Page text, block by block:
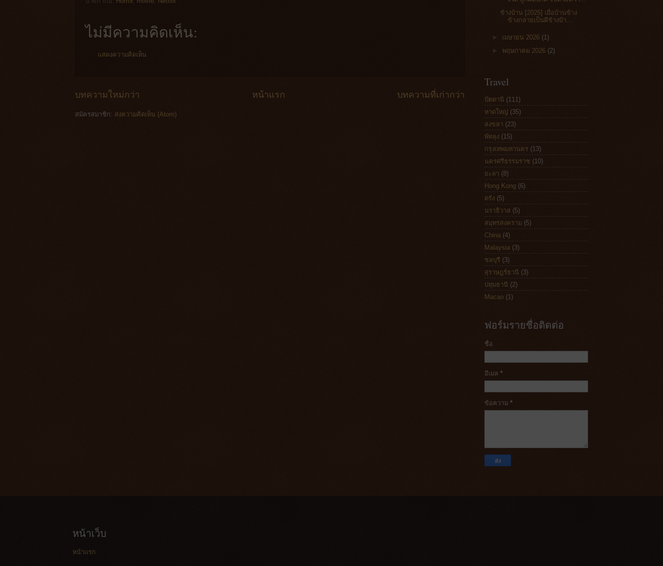
ไม่มีความคิดเห็น:
แสดงความคิดเห็น
บทความใหม่กว่า บทความที่เก่ากว่า
หน้าแรก
สมัครสมาชิก: ส่งความคิดเห็น (Atom)
ข้างบ้าน [2025] เมื่อบ้านข้าง
ข้างกลายเป็นผีข้างบ้า...
► เมษายน 2026 (1)
►พฤษภาคม 2026 (2)
Travel
ปัตตานี (111)
หาดใหญ่ (35)
สงขลา (23)
พัทลุง (15)
กรุงเทพมหานคร (13)
นครศรีธรรมราช (10)
ยะลา (8)
Hong Kong (6)
ตรัง (5)
นราธิวาส (5)
สมุทรสงคราม (5)
China (4)
Malaysia (3)
ชลบุรี (3)
สุราษฎร์ธานี (3)
ปทุมธานี (2)
Macao (1)
ฟอร์มรายชื่อติดต่อ
ชื่อ
อีเมล *
ข้อความ *
หน้าเว็บ
หน้าแรก